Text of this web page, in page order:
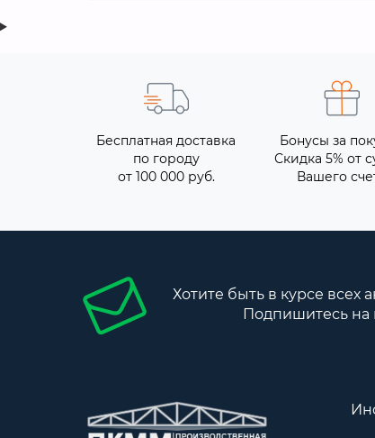
Бесплатная доставка
по городу
от 100 000 руб.
Бонусы за
Скидка 5% от
Вашего
Хотите быть в курсе всех
Подпишитесь на